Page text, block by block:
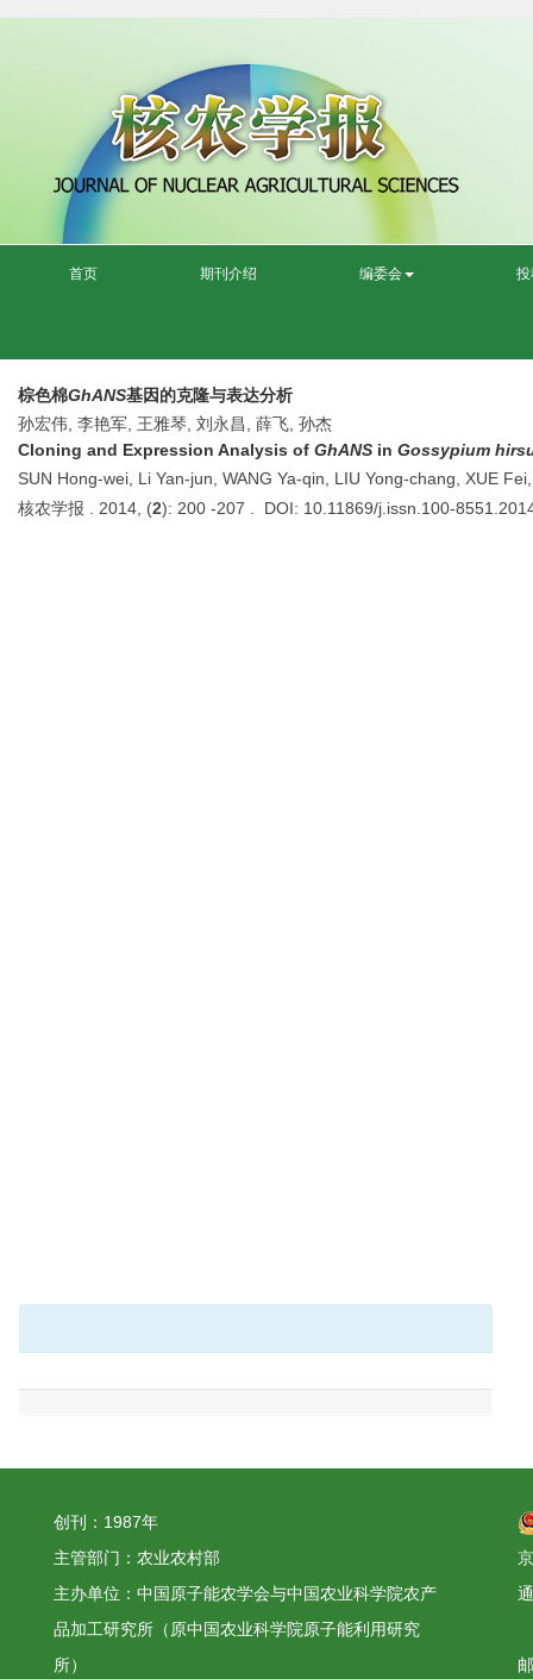
首页 期刊介绍 编委会
棕色棉GhANS基因的克隆与表达分析
孙宏伟, 李艳军, 王雅琴, 刘永昌, 薛飞, 孙杰
Cloning and Expression Analysis of GhANS in Gossypium
SUN Hong-wei, Li Yan-jun, WANG Ya-qin, LIU Yong-chang, XUE
核农学报 . 2014, (2): 200 -207 . DOI: 10.11869/j.issn.100-
创刊：1987年
主管部门：农业农村部
主办单位：中国原子能农学会与中国农业科学院农产
品加工研究所（原中国农业科学院原子能利用研究
所）